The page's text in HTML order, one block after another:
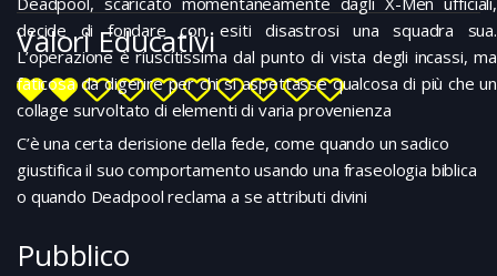
decide di fondare con esiti disastrosi una squadra sua.
L’operazione è riuscitissima dal punto di vista degli incassi, ma
faticosa da digerire per chi si aspettasse qualcosa di più che un
collage survoltato di elementi di varia provenienza
Valori Educativi
C’è una certa derisione della fede, come quando un sadico
giustifica il suo comportamento usando una fraseologia biblica
o quando Deadpool reclama a se attributi divini
Pubblico